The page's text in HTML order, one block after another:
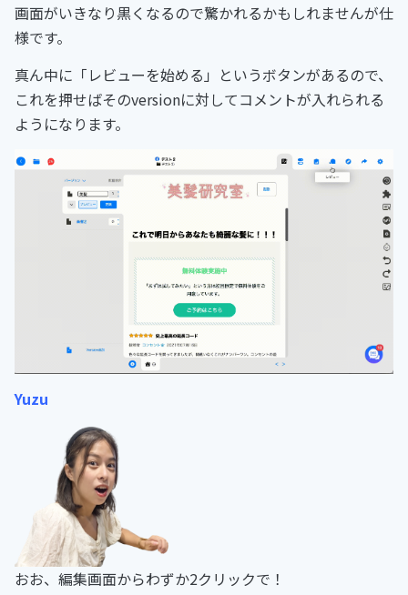
画面がいきなり黒くなるので驚かれるかもしれませんが仕
様です。
真ん中に「レビューを始める」というボタンがあるので、
これを押せばそのversionに対してコメントが入れられる
ようになります。
Yuzu
おお、編集画面からわずか2クリックで！